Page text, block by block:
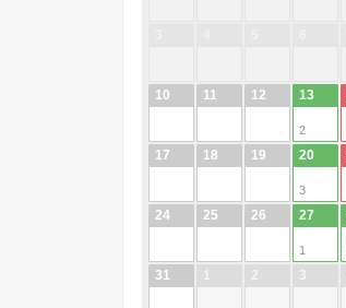
10 11 12 13
2
17 18 19 20
3
24 25 26 27
1
31 1 2 3